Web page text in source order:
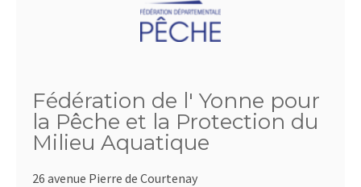
Fédération de l' Yonne pour
la Pêche et la Protection du
Milieu Aquatique
26 avenue Pierre de Courtenay